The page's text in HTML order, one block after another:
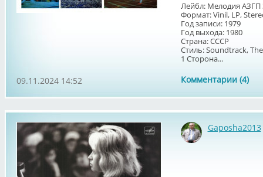
Лейбл: Мелодия АЗГП
Формат: Vinil, LP,
Год записи: 1979
Год выхода: 1980
Страна: СССР
Стиль: Soundtrack,
1 Сторона...
Комментарии (4)
09.11.2024 14:52
Gaposha2013